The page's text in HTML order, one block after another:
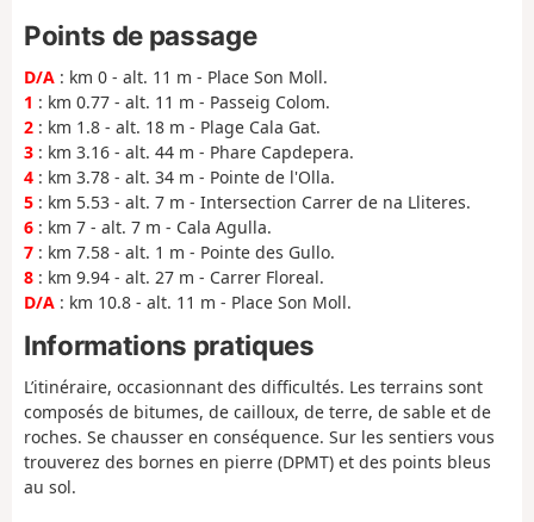
Points de passage
D/A : km 0 - alt. 11 m - Place Son Moll.
1 : km 0.77 - alt. 11 m - Passeig Colom.
2 : km 1.8 - alt. 18 m - Plage Cala Gat.
3 : km 3.16 - alt. 44 m - Phare Capdepera.
4 : km 3.78 - alt. 34 m - Pointe de l'Olla.
5 : km 5.53 - alt. 7 m - Intersection Carrer de na Lliteres.
6 : km 7 - alt. 7 m - Cala Agulla.
7 : km 7.58 - alt. 1 m - Pointe des Gullo.
8 : km 9.94 - alt. 27 m - Carrer Floreal.
D/A : km 10.8 - alt. 11 m - Place Son Moll.
Informations pratiques
L’itinéraire, occasionnant des difficultés. Les terrains sont
composés de bitumes, de cailloux, de terre, de sable et de
roches. Se chausser en conséquence. Sur les sentiers vous
trouverez des bornes en pierre (DPMT) et des points bleus
au sol.